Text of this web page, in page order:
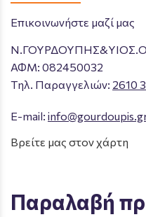
Επικοινωνήστε μαζί μας
ΑΦΜ: 082450032
Tηλ. Παραγγελιών: 2610
E-mail:
Βρείτε μας στον χάρτη
Παραλαβή